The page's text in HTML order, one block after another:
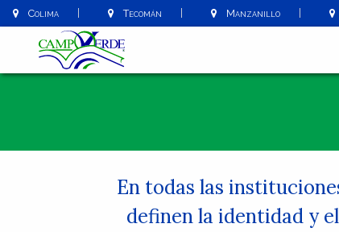
Colima Tecomán Manzanillo
En todas las
definen la identidad y